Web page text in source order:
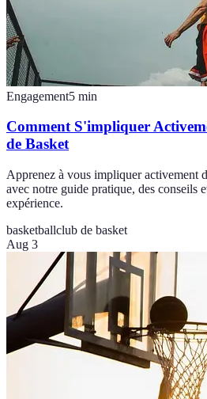
Engagement5 min
Comment S'impliquer
de Basket
Apprenez à vous impliquer activement
avec notre guide pratique, des conseils
expérience.
basketballclub de basket
Aug 3